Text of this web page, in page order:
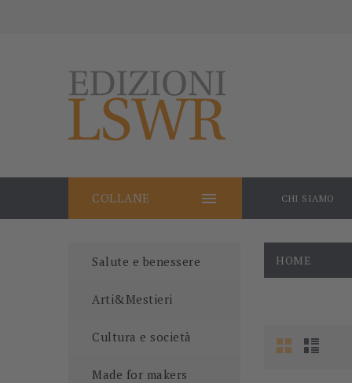

COLLANE CHI SIAMO
Salute e benessere
Arti&Mestieri
Cultura e società
Made for makers
HOME